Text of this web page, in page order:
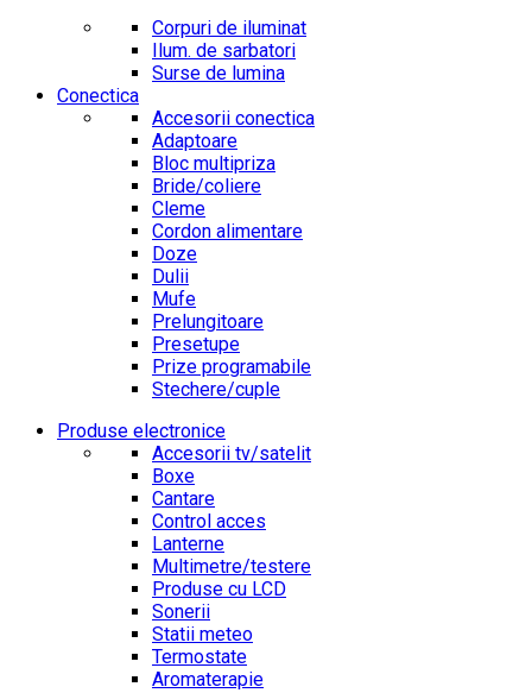
Corpuri de iluminat
Ilum. de sarbatori
Surse de lumina
Conectica
Accesorii conectica
Adaptoare
Bloc multipriza
Bride/coliere
Cleme
Cordon alimentare
Doze
Dulii
Mufe
Prelungitoare
Presetupe
Prize programabile
Stechere/cuple
Produse electronice
Accesorii tv/satelit
Boxe
Cantare
Control acces
Lanterne
Multimetre/testere
Produse cu LCD
Sonerii
Statii meteo
Termostate
Aromaterapie